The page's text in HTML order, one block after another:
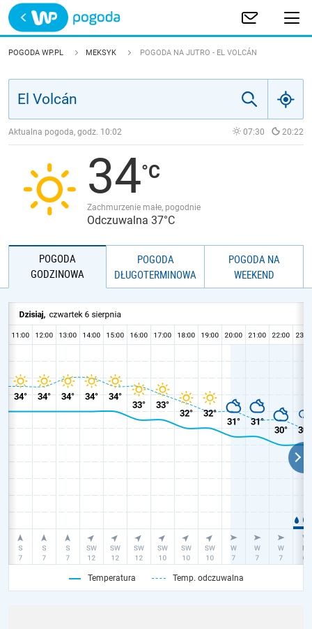
Trwa ładowanie
POLSKA
JAKOŚĆ POWIETRZA
POGODA WP.PL MEKSYK POGODA NA JUTRO - EL VOLCÁN
Aktualna pogoda, godz. 10:02 07:30 20:22
34
Zachmurzenie małe, pogodnie
Odczuwalna 37°C
POGODA
GODZINOWA
POGODA
DŁUGOTERMINOWA
POGODA NA
WEEKEND
Temperatura Temp. odczuwalna